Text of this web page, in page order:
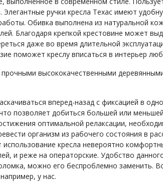
ручки кресла Техас имеют
Обивка выполнена из натуральной
Благодаря крепкой крестовине может
даже во время длительной
поможет креслу вписаться в интерьер
высококачественными
вперед-назад с фиксацией в
позволяет добиться большей или
оптимальной релаксации,
организм из рабочего состояния в
кресла невероятно
и реже на операторские. Удобство
можно его беспроблемно заменить.
у нас.